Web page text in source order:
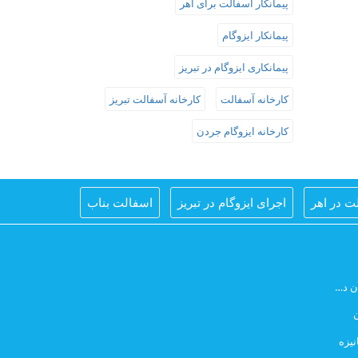
پیمانکار اسفالت برای اهر
پیمانکار ایزوگام
پیمانکاری ایزوگام در تبریز
کارخانه آسفالت کارخانه آسفالت تبریز
کارخانه ایزوگام جردن
در اهر اجرای ایزوگام در تبریز اسفالت بناب
ایزوگام آذربام حفاظ